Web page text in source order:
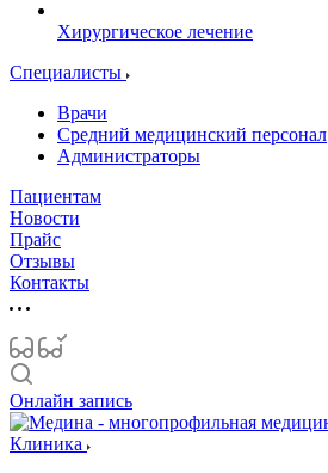
Хирургическое лечение
Специалисты
Врачи
Средний медицинский персонал
Администраторы
Пациентам
Новости
Прайс
Отзывы
Контакты
Онлайн запись
Клиника